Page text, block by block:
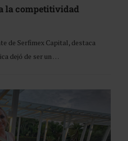
la competitividad
de Serfimex Capital, destaca
dejó de ser un …